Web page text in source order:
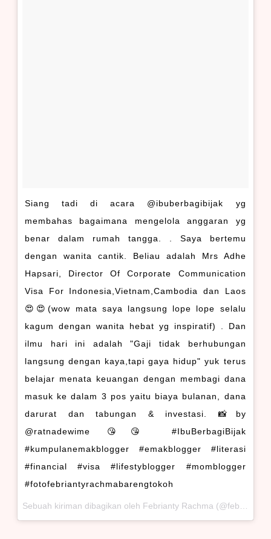
Siang tadi di acara @ibuberbagibijak yg
membahas bagaimana mengelola anggaran yg
benar dalam rumah tangga. . Saya bertemu
dengan wanita cantik. Beliau adalah Mrs Adhe
Hapsari, Director Of Corporate Communication
Visa For Indonesia,Vietnam,Cambodia dan Laos
😍😍(wow mata saya langsung lope lope selalu
kagum dengan wanita hebat yg inspiratif) . Dan
ilmu hari ini adalah "Gaji tidak berhubungan
langsung dengan kaya,tapi gaya hidup" yuk terus
belajar menata keuangan dengan membagi dana
masuk ke dalam 3 pos yaitu biaya bulanan, dana
darurat dan tabungan & investasi. 📸by
@ratnadewime 😘😘 #IbuBerbagiBijak
#kumpulanemakblogger #emakblogger #literasi
#financial #visa #lifestyblogger #momblogger
#fotofebriantyrachmabarengtokoh
Sebuah kiriman dibagikan oleh Febrianty Rachma (@febriantyrachma) pada